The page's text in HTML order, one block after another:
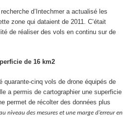
d’Intechmer a actualisé les
zone qui dataient de 2011. C’était
de réaliser des vols en continu sur de
de 16 km2
quarante-cinq vols de drone équipés de
a permis de cartographier une superficie
permet de récolter des données plus
niveau des mesures et une marge d’erreur en